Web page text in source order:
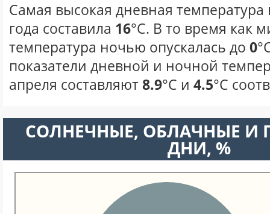
Самая высокая дневная температура
года составила 16°С. В то время как
температура ночью опускалась до 0
показатели дневной и ночной
апреля составляют8.9°С и 4.5°С
CОЛНЕЧНЫЕ, ОБЛАЧНЫЕ И
ДНИ, %